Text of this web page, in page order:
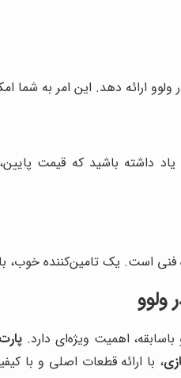
ارائه دهد. این امر به شما
داشته باشید که قیمت
است. یک تامین‌کننده خوب،
باسابقه، اهمیت ویژه‌ای دارد.
، با ارائه قطعات اصلی و با